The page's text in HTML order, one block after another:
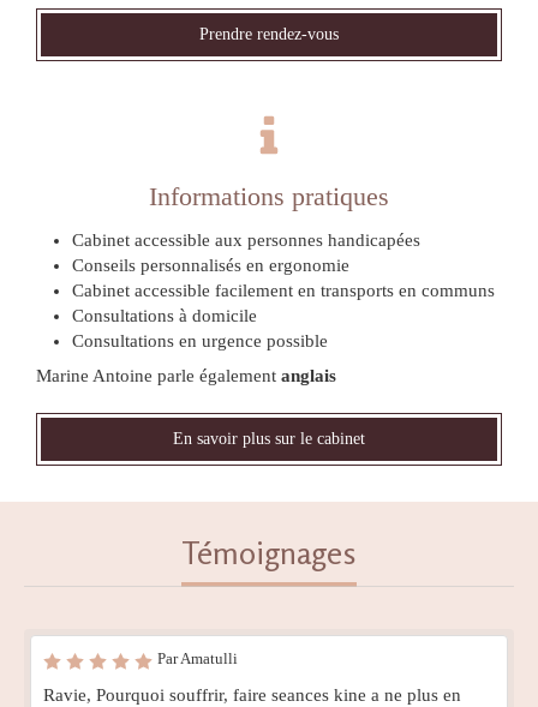
Prendre rendez-vous
Informations pratiques
Cabinet accessible aux personnes handicapées
Conseils personnalisés en ergonomie
Cabinet accessible facilement en transports en communs
Consultations à domicile
Consultations en urgence possible
Marine Antoine parle également anglais
En savoir plus sur le cabinet
Témoignages
Par Amatulli
Ravie, Pourquoi souffrir, faire seances kine a ne plus en